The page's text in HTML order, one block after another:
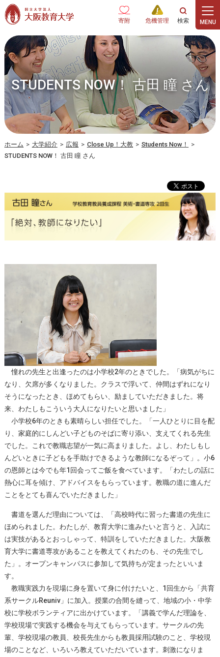
本文へ
寄附 危機管理
STUDENTS NOW！ 古田 瞳 さん
ホーム > 大学紹介 > 広報 > Close Up！大教 > Students Now！
>
STUDENTS NOW！ 古田 瞳 さん
憧れの先生と出逢ったのは小学校2年のときでした。「病気がちに
なり、欠席が多くなりました。クラスで浮いて、仲間はずれになり
そうになったとき、ほめてもらい、励ましていただきました。将
来、わたしもこういう大人になりたいと思いました」
小学校6年のときも素晴らしい担任でした。「一人ひとりに目を配
り、家庭的にしんどい子どものそばに寄り添い、支えてくれる先生
でした。これで教職志望が一気に高まりました。よし、わたしもし
んどいときに子どもを手助けできるような教師になるぞって」。小6
の恩師とは今でも年1回会ってご飯を食べています。「わたしの話に
熱心に耳を傾け、アドバイスをもらっています。教職の道に進んだ
ことをとても喜んでいただきました」
書道を選んだ理由については、「高校時代に習った書道の先生に
ほめられました。わたしが、教育大学に進みたいと言うと、入試に
は実技があるとおっしゃって、特訓をしていただきました。大阪教
育大学に書道専攻があることを教えてくれたのも、その先生でし
た」。オープンキャンパスに参加して気持ちが定まったといいま
す。
教職実践力を現場に身を置いて身に付けたいと、1回生から「共育
系サークルReuniv」に加入。授業の合間を縫って、地域の小・中学
校に学校ボランティアに出かけています。「講義で学んだ理論を、
学校現場で実践する機会を与えてもらっています。サークルの先
輩、学校現場の教員、校長先生からも教員採用試験のこと、学校現
場のことなど、いろいろ教えていただいています。刺激になりま